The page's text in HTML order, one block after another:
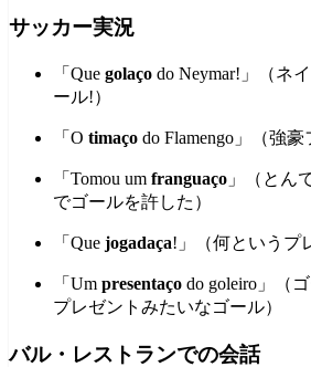
サッカー実況
「Que golaço do Neymar!」（ネ
ール!）
「O timaço do Flamengo」（強豪
「Tomou um franguaço 」（とん
でゴールを許した）
「Que jogadaça!」（何というプ
「Um presentaço do goleiro」（
プレゼントみたいなゴール）
バル・レストランでの会話